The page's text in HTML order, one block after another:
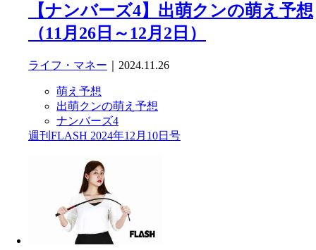
【ナンバーズ4】出萌クンの萌え予想
（11月26日～12月2日）
ライフ・マネー ｜2024.11.26
萌え予想
出萌クンの萌え予想
ナンバーズ4
週刊FLASH 2024年12月10日号